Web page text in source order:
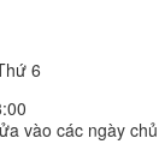
6
vào các ngày